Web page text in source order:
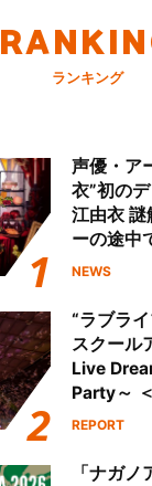
ランキング
声優・ア
衣”初の
江由衣 謎
ーの途中
ュアル＆
NEWS
“ラブラ
スクール
Live
Party～
Party
REPORT
「ナガ